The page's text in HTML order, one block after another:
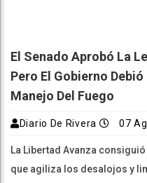
El Senado Aprobó La
Pero El Gobierno Debió
Manejo Del Fuego
Diario De Rivera 07
La Libertad Avanza
que agiliza los desalojos y